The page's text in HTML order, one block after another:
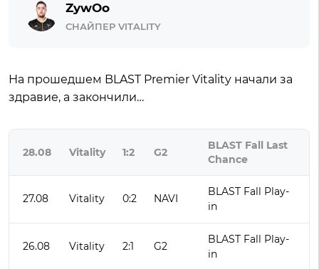
ZywOo
СНАЙПЕР VITALITY
На прошедшем BLAST Premier Vitality начали за
здравие, а закончили…
28.08 Vitality 1:2 G2
BLAST Fall Last
Chance
27.08 Vitality 0:2 NAVI
BLAST Fall Play-
in
26.08 Vitality 2:1 G2
BLAST Fall Play-
in